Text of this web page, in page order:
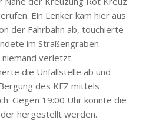
Ein Lenker kam hier aus
der Fahrbahn ab, touchierte
im Straßengraben.
verletzt.
die Unfallstelle ab und
des KFZ mittels
Gegen 19:00 Uhr konnte die
hergestellt werden.